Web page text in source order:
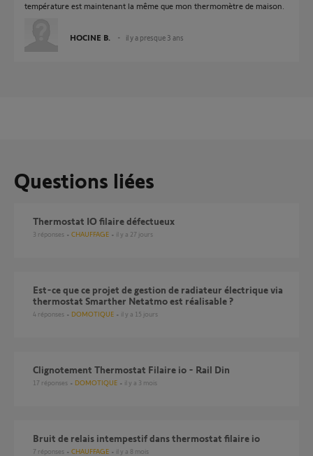
température est maintenant la même que mon thermomètre de maison.
HOCINE B. il y a presque 3 ans
Questions liées
Thermostat IO filaire défectueux
3 réponses CHAUFFAGE il y a 27 jours
Est-ce que ce projet de gestion de radiateur électrique via
thermostat Smarther Netatmo est réalisable ?
4 réponses DOMOTIQUE il y a 15 jours
Clignotement Thermostat Filaire io - Rail Din
17 réponses DOMOTIQUE il y a 3 mois
Bruit de relais intempestif dans thermostat filaire io
7 réponses CHAUFFAGE il y a 8 mois